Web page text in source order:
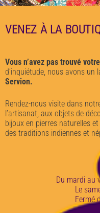
VENEZ À LA
Vous n’avez pas trouvé
d’inquiétude, nous avons un
Servion.
Rendez-nous visite dans
l’artisanat, aux objets de
bijoux en pierres naturelles
des traditions indiennes et
Du mardi au
Le
Fermé